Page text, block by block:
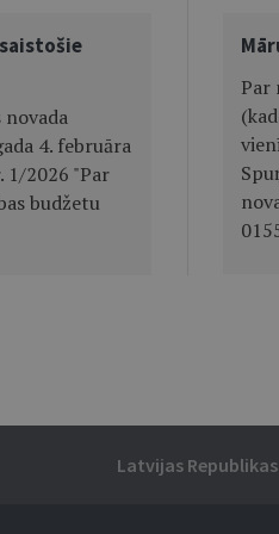
4. februāra
1/2026 "Par
budžetu
Par
Latvijas